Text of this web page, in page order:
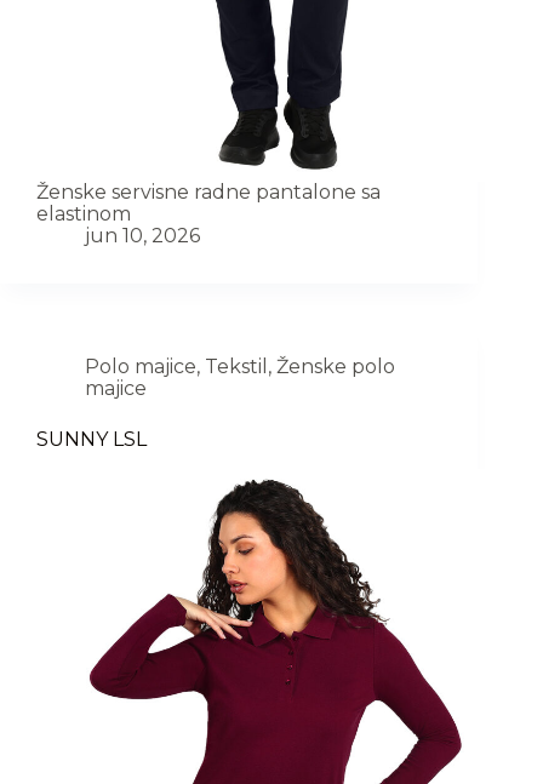
Ženske servisne radne pantalone sa
elastinom
jun 10, 2026
Polo majice, Tekstil , Ženske polo
majice
SUNNY LSL